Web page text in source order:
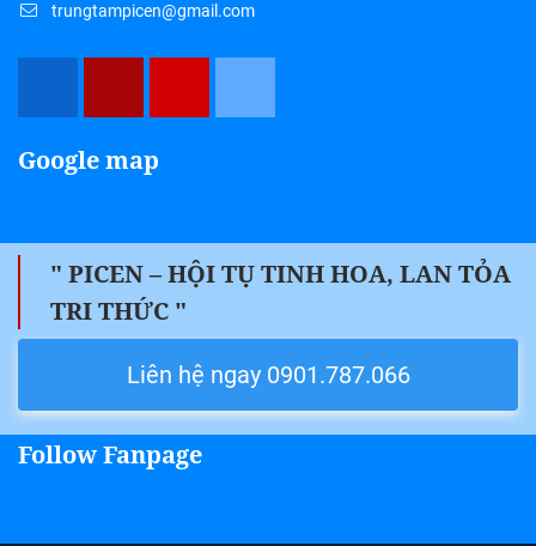
" PICEN – HỘI TỤ TINH HOA, LAN TỎA
TRI THỨC "
Liên hệ ngay 0901.787.066
trungtampicen@gmail.com
Google map
Follow Fanpage